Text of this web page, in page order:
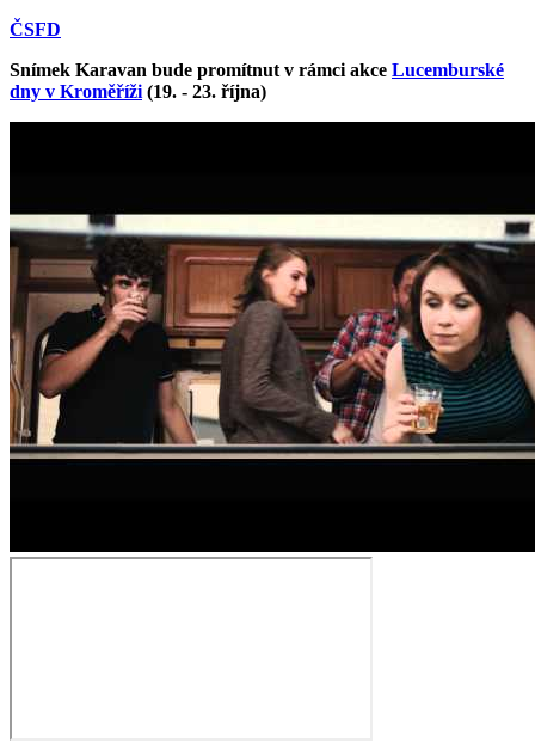
ČSFD
Snímek Karavan bude promítnut v rámci akce Lucemburské
dny v Kroměříži (19. - 23. října)